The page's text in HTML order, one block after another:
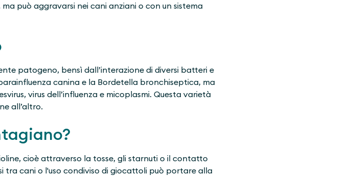
può aggravarsi nei cani anziani o con un sistema
patogeno, bensì dall’interazione di diversi batteri e
canina e la Bordetella bronchiseptica, ma
virus dell’influenza e micoplasmi. Questa varietà
all’altro.
cioè attraverso la tosse, gli starnuti o il contatto
tra cani o l'uso condiviso di giocattoli può portare alla